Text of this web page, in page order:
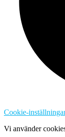
Cookie-
Vi använder